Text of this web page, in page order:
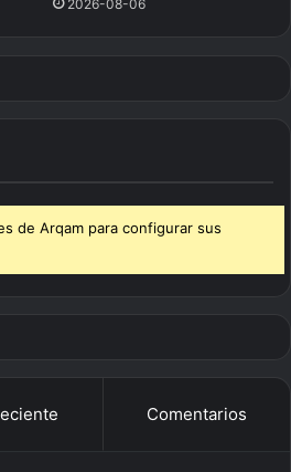
2026-08-06
de Arqam para configurar sus
Comentarios